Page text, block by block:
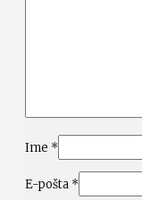
Ime *
E-pošta *